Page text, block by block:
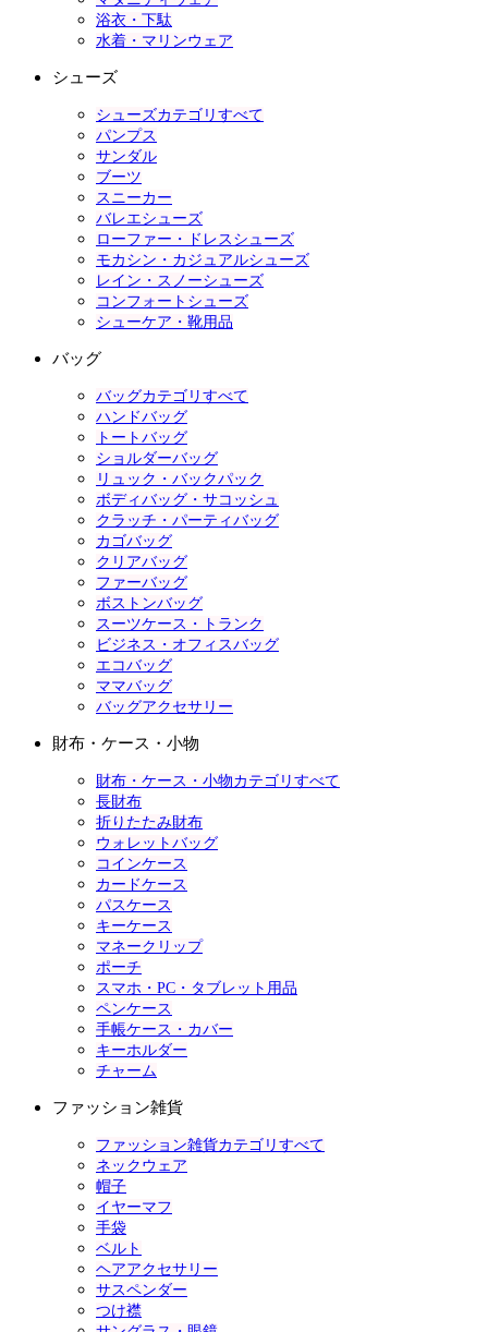
浴衣・下駄
水着・マリンウェア
シューズ
シューズカテゴリすべて
パンプス
サンダル
ブーツ
スニーカー
バレエシューズ
ローファー・ドレスシューズ
モカシン・カジュアルシューズ
レイン・スノーシューズ
コンフォートシューズ
シューケア・靴用品
バッグ
バッグカテゴリすべて
ハンドバッグ
トートバッグ
ショルダーバッグ
リュック・バックパック
ボディバッグ・サコッシュ
クラッチ・パーティバッグ
カゴバッグ
クリアバッグ
ファーバッグ
ボストンバッグ
スーツケース・トランク
ビジネス・オフィスバッグ
エコバッグ
ママバッグ
バッグアクセサリー
財布・ケース・小物
財布・ケース・小物カテゴリすべて
長財布
折りたたみ財布
ウォレットバッグ
コインケース
カードケース
パスケース
キーケース
マネークリップ
ポーチ
スマホ・PC・タブレット用品
ペンケース
手帳ケース・カバー
キーホルダー
チャーム
ファッション雑貨
ファッション雑貨カテゴリすべて
ネックウェア
帽子
イヤーマフ
手袋
ベルト
ヘアアクセサリー
サスペンダー
つけ襟